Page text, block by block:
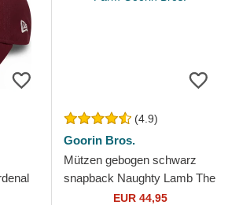
New
(4.9)
Goorin Bros.
Mützen gebogen schwarz
snapback Naughty Lamb The
Farm Goorin Bros.
EUR 44,95